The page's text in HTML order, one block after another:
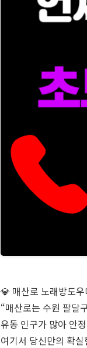
💎 매산로 노래방도
“매산로는 수원 팔달
유동 인구가 많아 안
여기서 당신만의 확